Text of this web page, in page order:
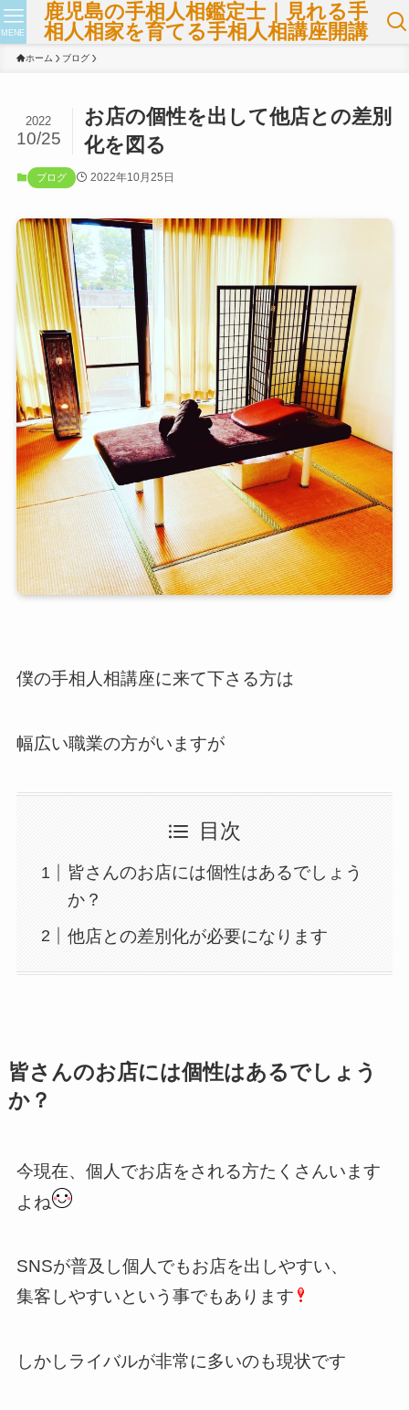
鹿児島の手相人相鑑定士｜見れる手
相人相家を育てる手相人相講座開講
MENE
ホーム ブログ
お店の個性を出して他店との差別
化を図る
2022
10/25
ブログ 2022年10月25日
僕の手相人相講座に来て下さる方は
幅広い職業の方がいますが
目次
皆さんのお店には個性はあるでしょう
か？
他店との差別化が必要になります
皆さんのお店には個性はあるでしょう
か？
今現在、個人でお店をされる方たくさんいます
よね
SNSが普及し個人でもお店を出しやすい、
集客しやすいという事でもあります
しかしライバルが非常に多いのも現状です